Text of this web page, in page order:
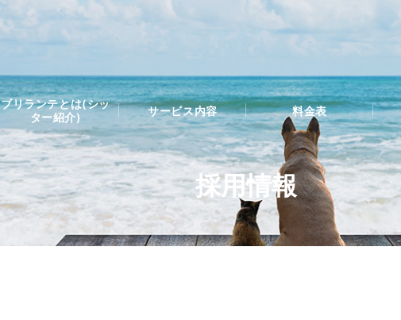
採用情報
ブリランテとは(シッ
ター紹介)
サービス内容 料金表